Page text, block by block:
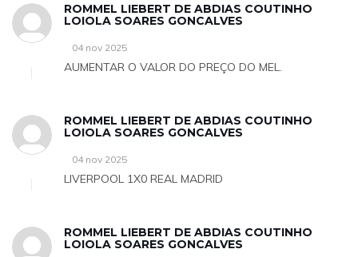
ROMMEL LIEBERT DE ABDIAS COUTINHO
LOIOLA SOARES GONCALVES
04 nov 2025
AUMENTAR O VALOR DO PREÇO DO MEL.
ROMMEL LIEBERT DE ABDIAS COUTINHO
LOIOLA SOARES GONCALVES
04 nov 2025
LIVERPOOL 1X0 REAL MADRID
ROMMEL LIEBERT DE ABDIAS COUTINHO
LOIOLA SOARES GONCALVES